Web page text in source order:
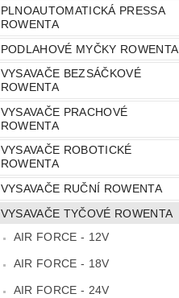
PLNOAUTOMATICKÁ PRESSA
ROWENTA
PODLAHOVÉ MYČKY ROWENTA
VYSAVAČE BEZSÁČKOVÉ
ROWENTA
VYSAVAČE PRACHOVÉ
ROWENTA
VYSAVAČE ROBOTICKÉ
ROWENTA
VYSAVAČE RUČNÍ ROWENTA
VYSAVAČE TYČOVÉ ROWENTA
AIR FORCE - 12V
AIR FORCE - 18V
AIR FORCE - 24V